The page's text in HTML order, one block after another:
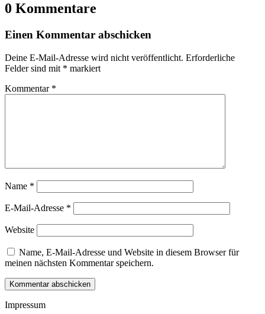
0 Kommentare
Einen Kommentar abschicken
Deine E-Mail-Adresse wird nicht veröffentlicht. Erforderliche
Felder sind mit * markiert
Kommentar *
Name *
E-Mail-Adresse *
Website
Name, E-Mail-Adresse und Website in diesem Browser für
meinen nächsten Kommentar speichern.
Kommentar abschicken
Impressum